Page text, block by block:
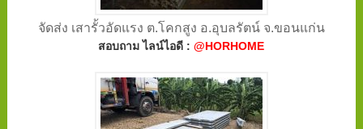
จัดส่ง เสารั้วอัดแรง ต.โคกสูง อ.อุบลรัตน์ จ.ขอนแก่น
สอบถาม ไลน์ไอดี :@HORHOME